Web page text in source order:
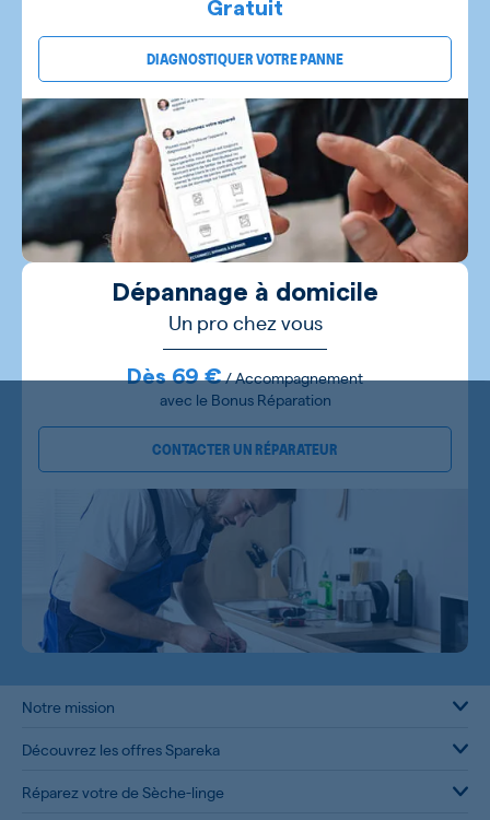
Gratuit
DIAGNOSTIQUER VOTRE PANNE
Dépannage à domicile
Un pro chez vous
Dès 69 €/ Accompagnement
avec le Bonus Réparation
CONTACTER UN RÉPARATEUR
Notre mission
Découvrez les offres Spareka
Réparez votre de Sèche-linge